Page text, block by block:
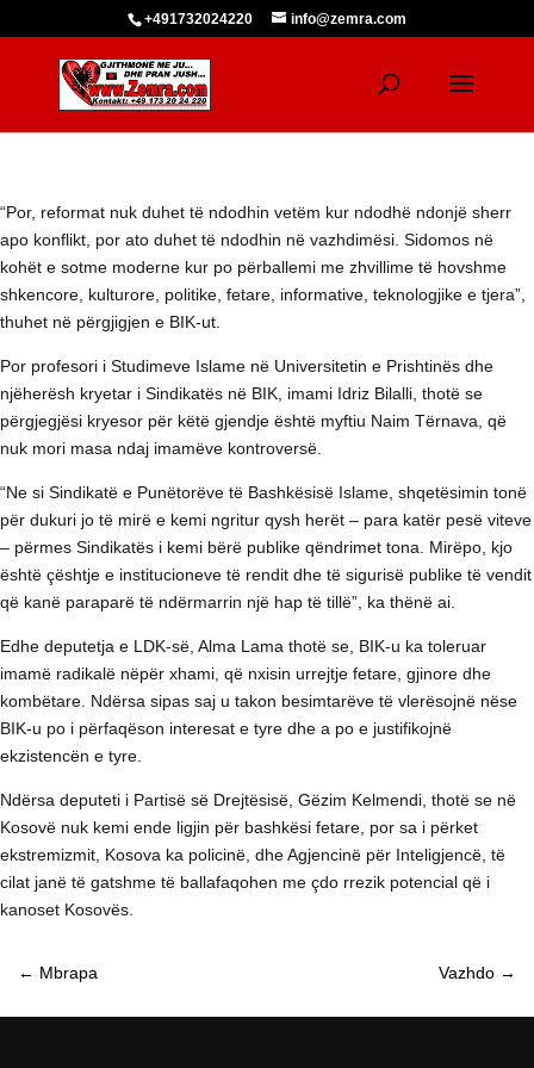
+491732024220 info@zemra.com
“Por, reformat nuk duhet të ndodhin vetëm kur ndodhë ndonjë sherr
apo konflikt, por ato duhet të ndodhin në vazhdimësi. Sidomos në
kohët e sotme moderne kur po përballemi me zhvillime të hovshme
shkencore, kulturore, politike, fetare, informative, teknologjike e tjera”,
thuhet në përgjigjen e BIK-ut.
Por profesori i Studimeve Islame në Universitetin e Prishtinës dhe
njëherësh kryetar i Sindikatës në BIK, imami Idriz Bilalli, thotë se
përgjegjësi kryesor për këtë gjendje është myftiu Naim Tërnava, që
nuk mori masa ndaj imamëve kontroversë.
“Ne si Sindikatë e Punëtorëve të Bashkësisë Islame, shqetësimin tonë
për dukuri jo të mirë e kemi ngritur qysh herët – para katër pesë viteve
– përmes Sindikatës i kemi bërë publike qëndrimet tona. Mirëpo, kjo
është çështje e institucioneve të rendit dhe të sigurisë publike të vendit
që kanë paraparë të ndërmarrin një hap të tillë”, ka thënë ai.
Edhe deputetja e LDK-së, Alma Lama thotë se, BIK-u ka toleruar
imamë radikalë nëpër xhami, që nxisin urrejtje fetare, gjinore dhe
kombëtare. Ndërsa sipas saj u takon besimtarëve të vlerësojnë nëse
BIK-u po i përfaqëson interesat e tyre dhe a po e justifikojnë
ekzistencën e tyre.
Ndërsa deputeti i Partisë së Drejtësisë, Gëzim Kelmendi, thotë se në
Kosovë nuk kemi ende ligjin për bashkësi fetare, por sa i përket
ekstremizmit, Kosova ka policinë, dhe Agjencinë për Inteligjencë, të
cilat janë të gatshme të ballafaqohen me çdo rrezik potencial që i
kanoset Kosovës.
← Mbrapa Vazhdo →